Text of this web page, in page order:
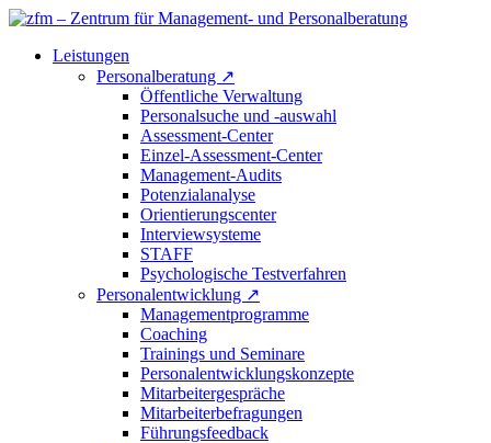
Leistungen
Personalberatung ↗
Öffentliche Verwaltung
Personalsuche und -auswahl
Assessment-Center
Einzel-Assessment-Center
Management-Audits
Potenzialanalyse
Orientierungscenter
Interviewsysteme
STAFF
Psychologische Testverfahren
Personalentwicklung ↗
Managementprogramme
Coaching
Trainings und Seminare
Personalentwicklungskonzepte
Mitarbeitergespräche
Mitarbeiterbefragungen
Führungsfeedback